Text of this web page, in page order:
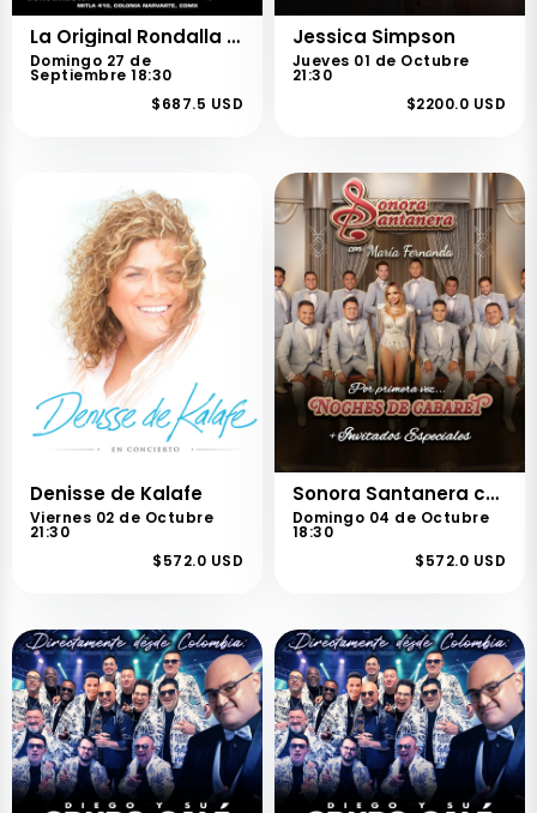
La Original Rondalla de Saltillo de la UAAAN
Domingo 27 de
Septiembre 18:30
$687.5 USD
Jessica Simpson
Jueves 01 de Octubre
21:30
$2200.0 USD
Denisse de Kalafe
Viernes 02 de Octubre
21:30
$572.0 USD
Sonora Santanera con María Fernanda
Domingo 04 de Octubre
18:30
$572.0 USD